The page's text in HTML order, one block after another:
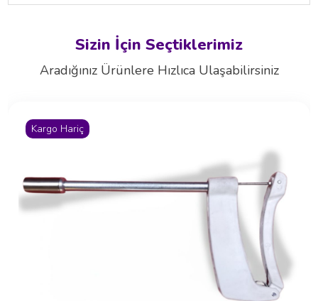
Sizin İçin Seçtiklerimiz
Aradığınız Ürünlere Hızlıca Ulaşabilirsiniz
Kargo Hariç